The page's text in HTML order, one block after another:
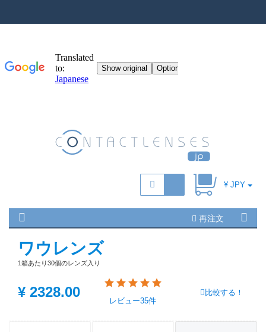
¥ JPY
再注文
ワウレンズ
1箱あたり30個のレンズ入り
¥ 2328.00
レビュー35件
比較する！